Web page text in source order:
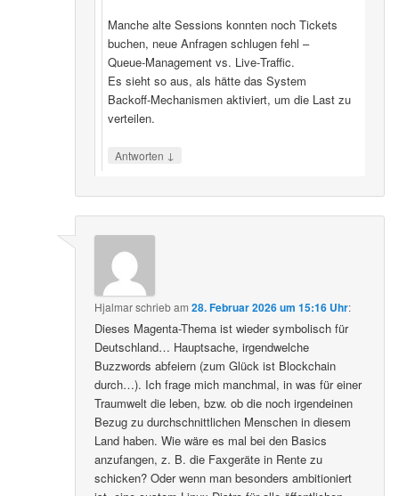
Manche alte Sessions konnten noch Tickets
buchen, neue Anfragen schlugen fehl –
Queue‑Management vs. Live‑Traffic.
Es sieht so aus, als hätte das System
Backoff‑Mechanismen aktiviert, um die Last zu
verteilen.
Antworten ↓
Hjalmarschriebam28. Februar 2026 um 15:16 Uhr:
Dieses Magenta-Thema ist wieder symbolisch für
Deutschland… Hauptsache, irgendwelche
Buzzwords abfeiern (zum Glück ist Blockchain
durch…). Ich frage mich manchmal, in was für einer
Traumwelt die leben, bzw. ob die noch irgendeinen
Bezug zu durchschnittlichen Menschen in diesem
Land haben. Wie wäre es mal bei den Basics
anzufangen, z. B. die Faxgeräte in Rente zu
schicken? Oder wenn man besonders ambitioniert